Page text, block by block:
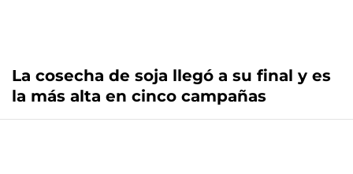
La cosecha de soja llegó a su final y es
la más alta en cinco campañas